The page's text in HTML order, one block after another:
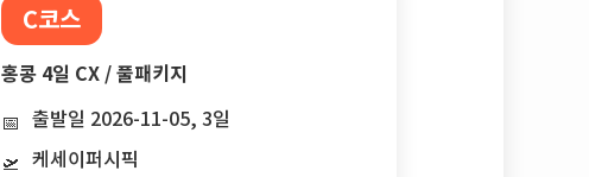
C코스
홍콩 4일 CX / 풀패키지
📅 출발일 2026-11-05, 3일
🛫 케세이퍼시픽